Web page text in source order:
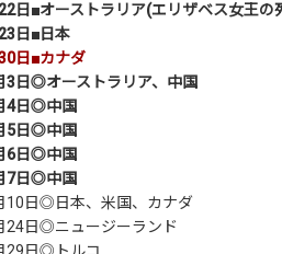
日■オーストラリア(エリザベス女王の
日■日本
日■カナダ
3日◎オーストラリア、中国
4日◎中国
5日◎中国
6日◎中国
7日◎中国
10日◎日本、米国、カナダ
24日◎ニュージーランド